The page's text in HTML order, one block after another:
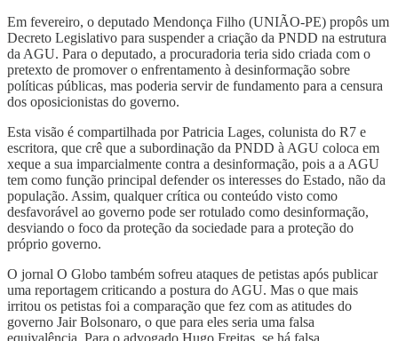
Em fevereiro, o deputado Mendonça Filho (UNIÃO-PE) propôs um
Decreto Legislativo para suspender a criação da PNDD na estrutura
da AGU. Para o deputado, a procuradoria teria sido criada com o
pretexto de promover o enfrentamento à desinformação sobre
políticas públicas, mas poderia servir de fundamento para a censura
dos oposicionistas do governo.
Esta visão é compartilhada por Patricia Lages, colunista do R7 e
escritora, que crê que a subordinação da PNDD à AGU coloca em
xeque a sua imparcialmente contra a desinformação, pois a a AGU
tem como função principal defender os interesses do Estado, não da
população. Assim, qualquer crítica ou conteúdo visto como
desfavorável ao governo pode ser rotulado como desinformação,
desviando o foco da proteção da sociedade para a proteção do
próprio governo.
O jornal O Globo também sofreu ataques de petistas após publicar
uma reportagem criticando a postura do AGU. Mas o que mais
irritou os petistas foi a comparação que fez com as atitudes do
governo Jair Bolsonaro, o que para eles seria uma falsa
equivalência. Para o advogado Hugo Freitas, se há falsa